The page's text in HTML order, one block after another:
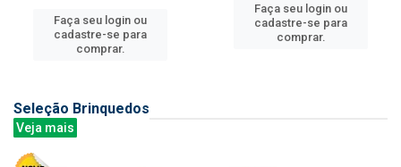
Faça seu login ou
cadastre-se para
comprar.
Faça seu login ou
cadastre-se para
comprar.
Seleção Brinquedos
Veja mais